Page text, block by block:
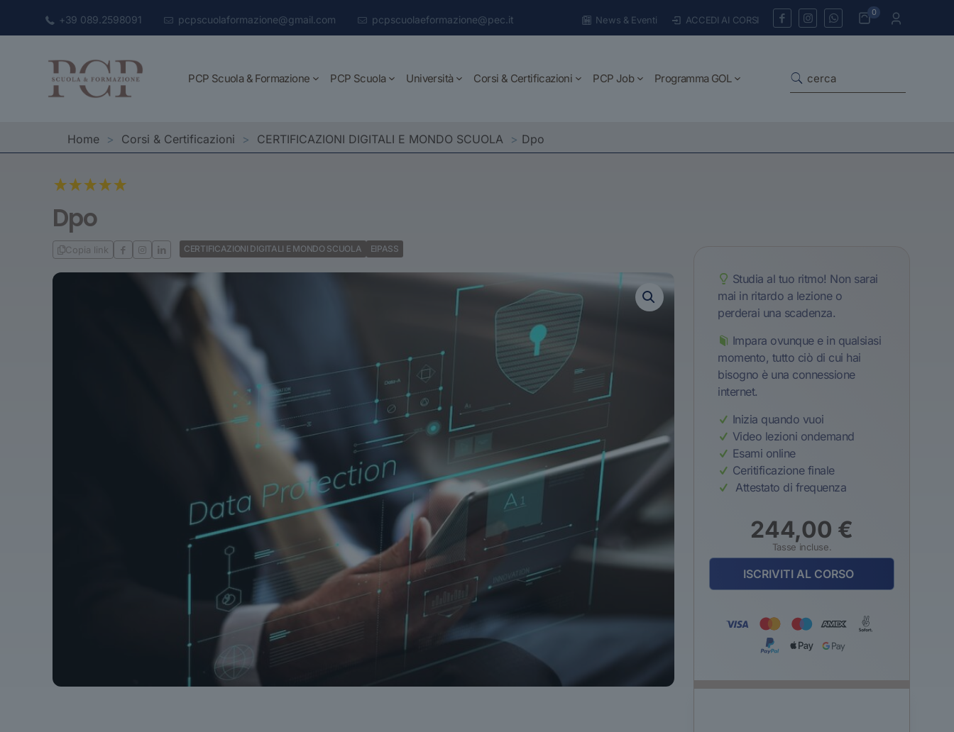
+39 089.2598091 pcpscuolaformazione@gmail.com pcpscuolaeformazione@pec.it News & Eventi ACCEDI AI CORSI
0
PCP Scuola & Formazione PCP Scuola Università Corsi & Certificazioni PCP Job Programma GOL
Home > Corsi & Certificazioni > CERTIFICAZIONI DIGITALI E MONDO SCUOLA > Dpo
Dpo
Copia link CERTIFICAZIONI DIGITALI E MONDO SCUOLA EIPASS
Studia al tuo ritmo! Non sarai
mai in ritardo a lezione o
perderai una scadenza.
Impara ovunque e in qualsiasi
momento, tutto ciò di cui hai
bisogno è una connessione
internet.
Inizia quando vuoi
Video lezioni ondemand
Esami online
Ceritificazione finale
Attestato di frequenza
244,00 €
Tasse incluse.
ISCRIVITI AL CORSO